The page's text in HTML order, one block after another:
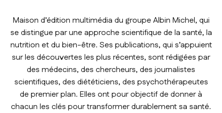
Maison d’édition multimédia du groupe Albin Michel, qui
se distingue par une approche scientifique de la santé, la
nutrition et du bien-être. Ses publications, qui s’appuient
sur les découvertes les plus récentes, sont rédigées par
des médecins, des chercheurs, des journalistes
scientifiques, des diététiciens, des psychothérapeutes
de premier plan. Elles ont pour objectif de donner à
chacun les clés pour transformer durablement sa santé.